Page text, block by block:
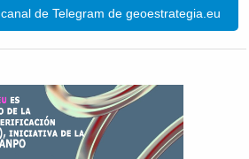
de Telegram de geoestrategia.eu